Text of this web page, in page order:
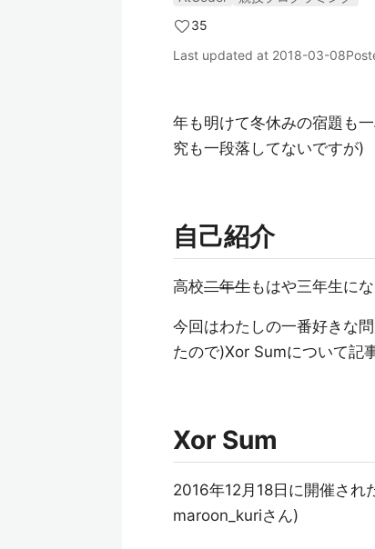
35
Last updated at 2018-03-08
年も明けて冬休みの宿題も
究も一段落してないですが)
自己紹介
高校二年生もはや三年生に
今回はわたしの一番好きな
たので)Xor Sumについて記
Xor Sum
2016年12月18日に開催さ
maroon_kuriさん)